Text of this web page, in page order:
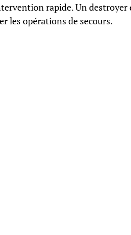
rapide. Un
les opérations de secours.